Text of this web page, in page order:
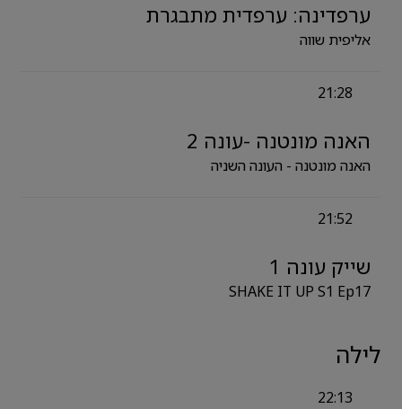
ערפדינה: ערפדית מתבגרת
אליפית שווה
21:28
האנה מונטנה -עונה 2
האנה מונטנה - העונה השניה
21:52
שייק עונה 1
SHAKE IT UP S1 Ep17
לילה
22:13